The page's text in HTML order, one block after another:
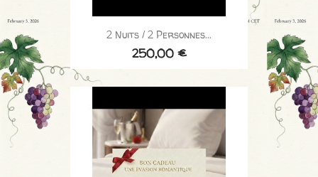
2 Nuits / 2 Personnes...
250,00 €